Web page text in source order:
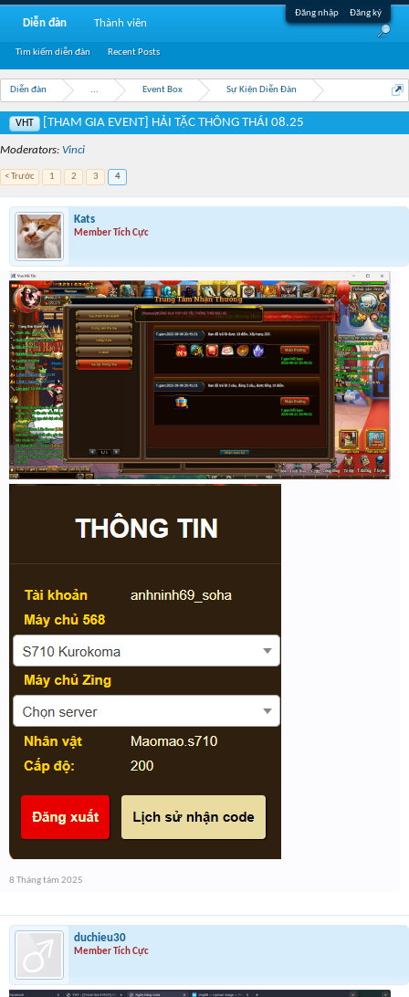
Đăng nhập Đăng ký
Diễn đàn ... Event Box Sự Kiện Diễn Đàn
VHT [THAM GIA EVENT] HẢI TẶC THÔNG THÁI 08.25
Moderators: Vinci
< Trước 1 2 3 4
Kats
Member Tích Cực
8 Tháng tám 2025
duchieu30
Member Tích Cực
Diễn đàn
Tìm kiếm diễn đàn Recent Posts
Thành viên